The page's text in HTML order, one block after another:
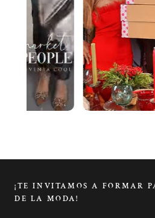
¡TE INVITAMOS A FORMAR
DE LA MODA!